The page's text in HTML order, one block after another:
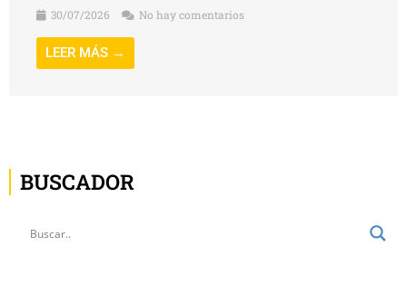
30/07/2026
No hay comentarios
LEER MÁS →
BUSCADOR